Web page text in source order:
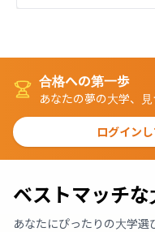
合格への第一歩
あなたの夢の大学、見
ログイン
ベストマッチ
あなたにぴったりの大学選